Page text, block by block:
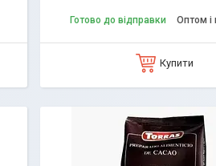
Готово до відправки Оптом і
Купити